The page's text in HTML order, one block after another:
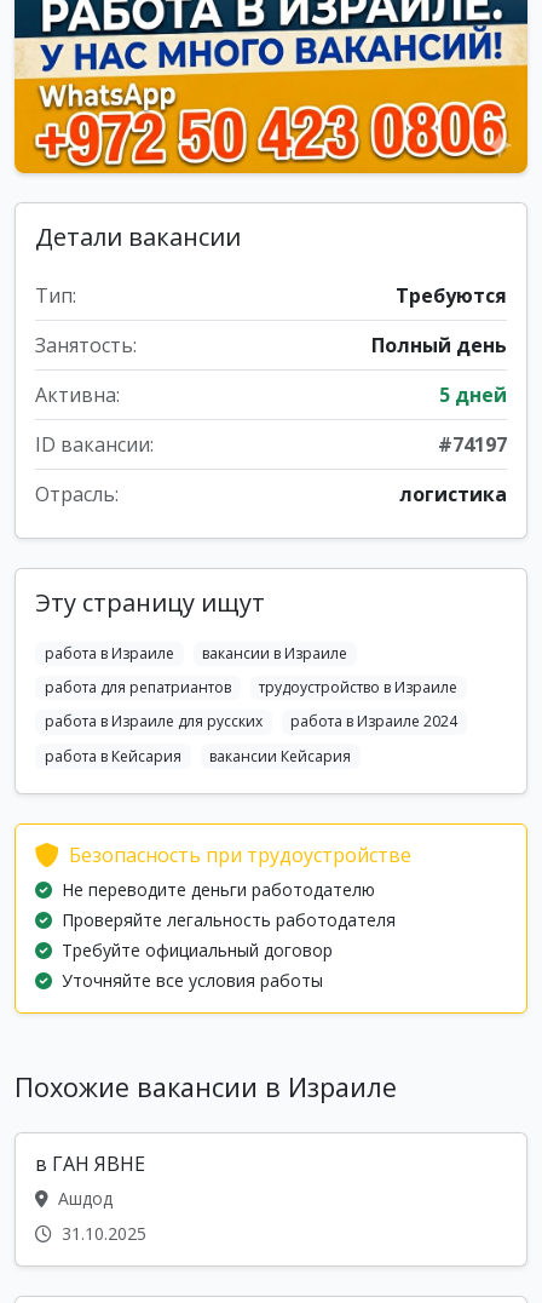
Детали вакансии
Тип:
Требуются
Занятость:
Полный день
Активна:
5 дней
ID вакансии:
#74197
Отрасль:
логистика
Эту страницу ищут
работа в Израиле
вакансии в Израиле
работа для репатриантов
трудоустройство в Израиле
работа в Израиле для русских
работа в Израиле 2024
работа в Кейсария
вакансии Кейсария
Безопасность при трудоустройстве
Не переводите деньги работодателю
Проверяйте легальность работодателя
Требуйте официальный договор
Уточняйте все условия работы
Похожие вакансии в Израиле
в ГАН ЯВНЕ
Ашдод
31.10.2025